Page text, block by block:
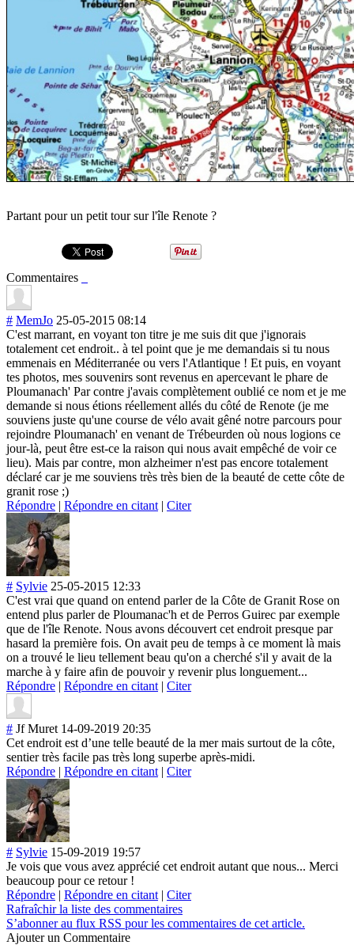
Partant pour un petit tour sur l'île Renote ?
Commentaires
# MemJo 25-05-2015 08:14
C'est marrant, en voyant ton titre je me suis dit que j'ignorais
totalement cet endroit.. à tel point que je me demandais si tu nous
emmenais en Méditerranée ou vers l'Atlantique ! Et puis, en voyant
tes photos, mes souvenirs sont revenus en apercevant le phare de
Ploumanach' Par contre j'avais complètement oublié ce nom et je me
demande si nous étions réellement allés du côté de Renote (je me
souviens juste qu'une course de vélo avait gêné notre parcours pour
rejoindre Ploumanach' en venant de Trébeurden où nous logions ce
jour-là, peut être est-ce la raison qui nous avait empêché de voir ce
lieu). Mais par contre, mon alzheimer n'est pas encore totalement
déclaré car je me souviens très très bien de la beauté de cette côte de
granit rose ;)
Répondre | Répondre en citant | Citer
# Sylvie 25-05-2015 12:33
C'est vrai que quand on entend parler de la Côte de Granit Rose on
entend plus parler de Ploumanac'h et de Perros Guirec par exemple
que de l'île Renote. Nous avons découvert cet endroit presque par
hasard la première fois. On avait peu de temps à ce moment là mais
on a trouvé le lieu tellement beau qu'on a cherché s'il y avait de la
marche à y faire afin de pouvoir y revenir plus longuement...
Répondre | Répondre en citant | Citer
# Jf Muret 14-09-2019 20:35
Cet endroit est d’une telle beauté de la mer mais surtout de la côte,
sentier très facile pas très long superbe après-midi.
Répondre | Répondre en citant | Citer
# Sylvie 15-09-2019 19:57
Je vois que vous avez apprécié cet endroit autant que nous... Merci
beaucoup pour ce retour !
Répondre | Répondre en citant | Citer
Rafraîchir la liste des commentaires
S’abonner au flux RSS pour les commentaires de cet article.
Ajouter un Commentaire